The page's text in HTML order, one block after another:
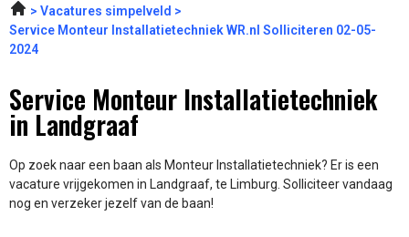
Vacatures simpelveld
Service Monteur Installatietechniek WR.nl Solliciteren 02-05-
2024
Service Monteur Installatietechniek
in Landgraaf
Op zoek naar een baan als Monteur Installatietechniek? Er is een
vacature vrijgekomen in Landgraaf, te Limburg. Solliciteer vandaag
nog en verzeker jezelf van de baan!